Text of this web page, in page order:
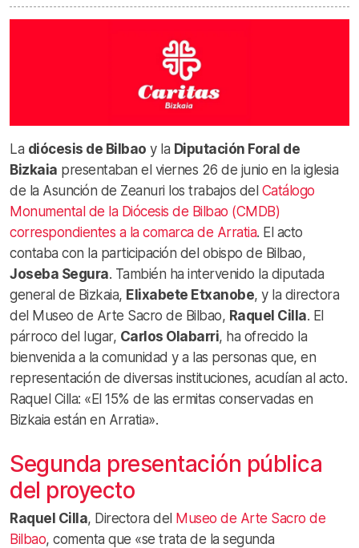
La diócesis de Bilbao y la Diputación Foral de
Bizkaia presentaban el viernes 26 de junio en la iglesia
de la Asunción de Zeanuri los trabajos del Catálogo
Monumental de la Diócesis de Bilbao (CMDB)
correspondientes a la comarca de Arratia. El acto
contaba con la participación del obispo de Bilbao,
Joseba Segura. También ha intervenido la diputada
general de Bizkaia, Elixabete Etxanobe, y la directora
del Museo de Arte Sacro de Bilbao, Raquel Cilla. El
párroco del lugar, Carlos Olabarri, ha ofrecido la
bienvenida a la comunidad y a las personas que, en
representación de diversas instituciones, acudían al acto.
Raquel Cilla: «El 15% de las ermitas conservadas en
Bizkaia están en Arratia».
Segunda presentación pública
del proyecto
Raquel Cilla, Directora del Museo de Arte Sacro de
Bilbao, comenta que «se trata de la segunda